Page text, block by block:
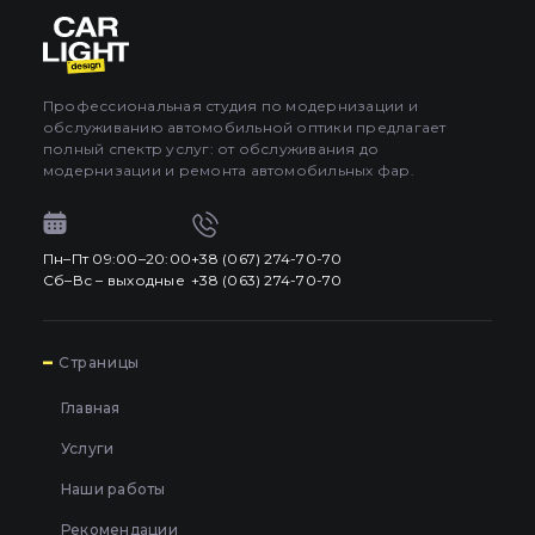
Про автосвет
Все категории
Контакты
Язык
UA
EN
RU
Пн–Пт 09:00–20:00
Сб–Вс – выходные
+38 (067) 274-70-70
+38 (063) 274-70-70
Профессиональная студия по модернизации и
обслуживанию автомобильной оптики предлагает
полный спектр услуг: от обслуживания до
модернизации и ремонта автомобильных фар.
Пн–Пт 09:00–20:00
Сб–Вс – выходные
+38 (067) 274-70-70
+38 (063) 274-70-70
Страницы
Главная
Услуги
Наши работы
Рекомендации